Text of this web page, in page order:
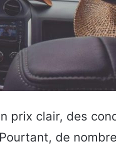
prix clair, des
de